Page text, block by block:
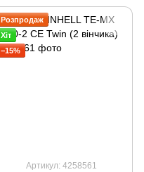
Розпродаж
Хіт
−15%
Артикул: 4258561